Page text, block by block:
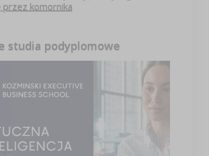
przez komornika
studia podyplomowe